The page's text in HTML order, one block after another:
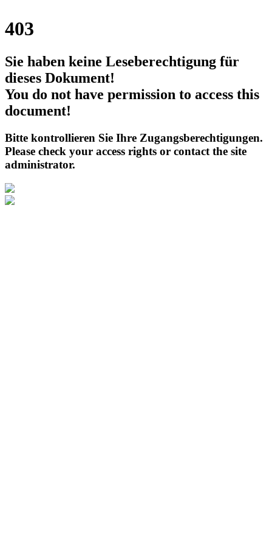
403
Sie haben keine Leseberechtigung für
dieses Dokument!
You do not have permission to access this
document!
Bitte kontrollieren Sie Ihre Zugangsberechtigungen.
Please check your access rights or contact the site
administrator.